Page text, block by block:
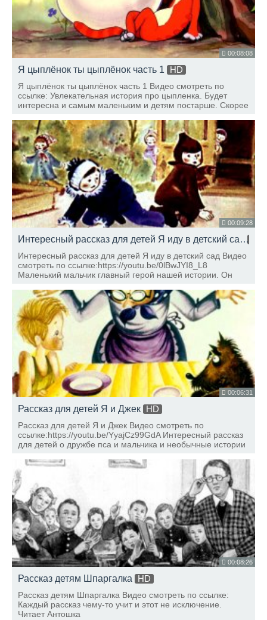
00:08:08
Я цыплёнок ты цыплёнок часть 1
HD
Я цыплёнок ты цыплёнок часть 1 Видео смотреть по
ссылке: Увлекательная история про цыпленка. Будет
интересна и самым маленьким и детям постарше. Скорее
птиц и животных Читает Антошка
00:09:28
Интересный рассказ для детей Я иду в детский сад
Интересный рассказ для детей Я иду в детский сад Видео
смотреть по ссылке:https://youtu.be/0lBwJYI8_L8
Маленький мальчик главный герой нашей истории. Он
жизни. Читает Антошка
00:06:31
Рассказ для детей Я и Джек
HD
Рассказ для детей Я и Джек Видео смотреть по
ссылке:https://youtu.be/YyajCz99GdA Интересный рассказ
для детей о дружбе пса и мальчика и необычные истории
00:08:26
Рассказ детям Шпаргалка
HD
Рассказ детям Шпаргалка Видео смотреть по ссылке:
Каждый рассказ чему-то учит и этот не исключение.
Читает Антошка